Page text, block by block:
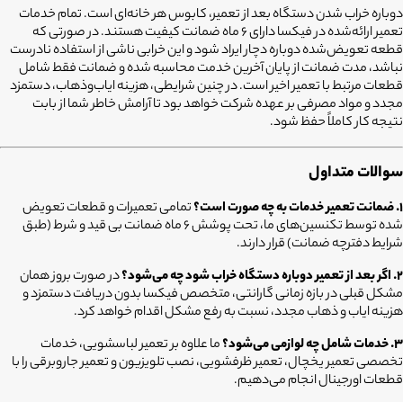
دوباره خراب شدن دستگاه بعد از تعمیر، کابوس هر خانه‌ای است. تمام خدمات
تعمیر ارائه‌شده در فیکسا دارای ۶ ماه ضمانت کیفیت هستند. در صورتی که
قطعه تعویض‌شده دوباره دچار ایراد شود و این خرابی ناشی از استفاده نادرست
نباشد، مدت ضمانت از پایان آخرین خدمت محاسبه شده و ضمانت فقط شامل
قطعات مرتبط با تعمیر اخیر است. در چنین شرایطی، هزینه ایاب‌وذهاب، دستمزد
مجدد و مواد مصرفی بر عهده شرکت خواهد بود تا آرامش خاطر شما از بابت
نتیجه کار کاملاً حفظ شود.
سوالات متداول
۱. ضمانت تعمیر خدمات به چه صورت است؟
تمامی تعمیرات و قطعات تعویض
شده توسط تکنسین‌های ما، تحت پوشش ۶ ماه ضمانت بی قید و شرط (طبق
شرایط دفترچه ضمانت) قرار دارند.
۲. اگر بعد از تعمیر دوباره دستگاه خراب شود چه می‌شود؟
در صورت بروز همان
مشکل قبلی در بازه زمانی گارانتی، متخصص فیکسا بدون دریافت دستمزد و
هزینه ایاب و ذهاب مجدد، نسبت به رفع مشکل اقدام خواهد کرد.
۳. خدمات شامل چه لوازمی می‌شود؟
ما علاوه بر تعمیر لباسشویی، خدمات
تخصصی تعمیر یخچال، تعمیر ظرفشویی، نصب تلویزیون و تعمیر جاروبرقی را با
قطعات اورجینال انجام می‌دهیم.